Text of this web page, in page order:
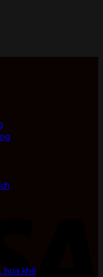
hoa khế